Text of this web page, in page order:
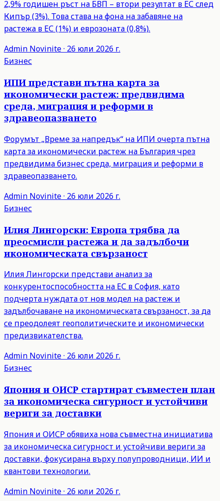
2,9% годишен ръст на БВП – втори резултат в ЕС след
Кипър (3%). Това става на фона на забавяне на
растежа в ЕС (1%) и еврозоната (0,8%).
Admin Novinite· 26 юли 2026 г.
Бизнес
ИПИ представи пътна карта за
икономически растеж: предвидима
среда, миграция и реформи в
здравеопазването
Форумът „Време за напредък“ на ИПИ очерта пътна
карта за икономически растеж на България чрез
предвидима бизнес среда, миграция и реформи в
здравеопазването.
Admin Novinite· 26 юли 2026 г.
Бизнес
Илия Лингорски: Европа трябва да
преосмисли растежа и да задълбочи
икономическата свързаност
Илия Лингорски представи анализ за
конкурентоспособността на ЕС в София, като
подчерта нуждата от нов модел на растеж и
задълбочаване на икономическата свързаност, за да
се преодолеят геополитическите и икономически
предизвикателства.
Admin Novinite· 26 юли 2026 г.
Бизнес
Япония и ОИСР стартират съвместен план
за икономическа сигурност и устойчиви
вериги за доставки
Япония и ОИСР обявиха нова съвместна инициатива
за икономическа сигурност и устойчиви вериги за
доставки, фокусирана върху полупроводници, ИИ и
квантови технологии.
Admin Novinite· 26 юли 2026 г.